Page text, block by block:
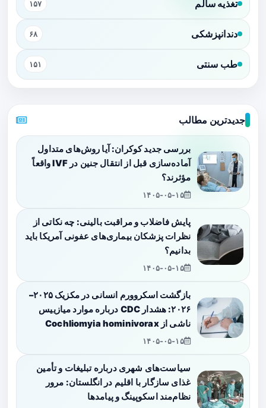
تغذیه سالم ۱۵۷
دندانپزشکی ۶۸
طب سنتی ۱۵۱
جدیدترین مطالب
بررسی جدید کوکران: آیا روش‌های متداول
آماده‌سازی قبل از انتقال جنین در IVF واقعاً
مؤثرند؟
۱۴۰۵-۰۵-۱۵
پایش فاضلاب و مراقبت بالینی: چه نکاتی از
نظرات پزشکان بیماری‌های عفونی آمریکا باید
بدانیم؟
۱۴۰۵-۰۵-۱۵
بازگشت اسکروورم انسانی در مکزیک ۲۰۲۵–
۲۰۲۶: هشدار CDC درباره موارد میازییس
ناشی از Cochliomyia hominivorax
۱۴۰۵-۰۵-۱۵
سیاست‌های شهری درباره تبلیغات و تأمین
غذای سازگار با اقلیم در انگلستان: مرور
نظام‌مند اسکوپینگ و پیامدها